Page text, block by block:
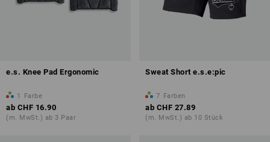
e.s. Knee Pad Ergonomic
1 Farbe
ab CHF 16.90
(m. MwSt.) ab 3 Paar
Sweat Short e.s.e:pic
7 Farben
ab CHF 27.89
(m. MwSt.) ab 10 Stück